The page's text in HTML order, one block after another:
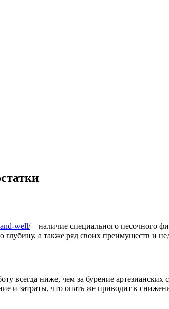
well/– наличие специального песочного
а также ряд своих преимуществ и
всегда ниже, чем за бурение артезианских
и затраты, что опять же приводит к